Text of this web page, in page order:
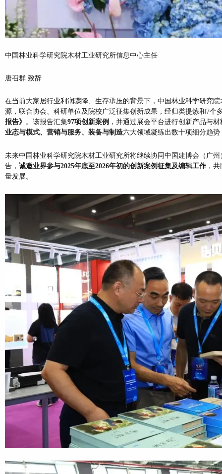
中国林业科学研究院木材工业研究所信息中心主任
唐召群 致辞
在当前大家居行业利润骤降、生存承压的背景下，中国林业科学研究
源，联合协会、科研单位及院校广泛征集创新成果，经归类提炼和7个
报告》 。该报告汇集97项创新案例 ，并通过展会平台进行创新产品与
业态与模式、营销与服务、装备与制造六大领域凝练出数十项细分趋
未来中国林业科学研究院木材工业研究所将继续协同中国建博会（广
告， 诚邀业界参与2025年底至2026年初的创新案例征集及编辑工作 ，
量发展。